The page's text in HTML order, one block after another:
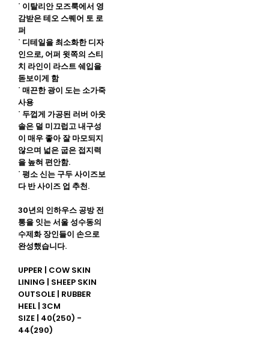
˙ 이탈리안 모즈룩에서 영
감받은 테오 스퀘어 토 로
퍼
˙ 디테일을 최소화한 디자
인으로, 어퍼 윗쪽의 스티
치 라인이 라스트 쉐입을
돋보이게 함
˙ 매끈한 광이 도는 소가죽
사용
˙ 두껍게 가공된 러버 아웃
솔은 덜 미끄럽고 내구성
이 매우 좋아 잘 마모되지
않으며 넓은 굽은 접지력
을 높혀 편안함.
˙ 평소 신는 구두 사이즈보
다 반 사이즈 업 추천.
30년의 인하우스 공방 전
통을 잇는 서울 성수동의
수제화 장인들이 손으로
완성했습니다.
UPPER | COW SKIN
LINING | SHEEP SKIN
OUTSOLE | RUBBER
HEEL | 3CM
SIZE | 40(250) -
44(290)